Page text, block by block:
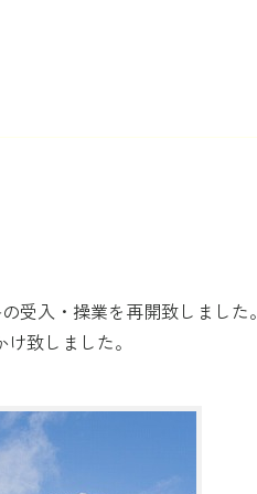
受入・操業を再開致しました。
致しました。